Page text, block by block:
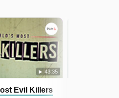
43:35
Evil Killers